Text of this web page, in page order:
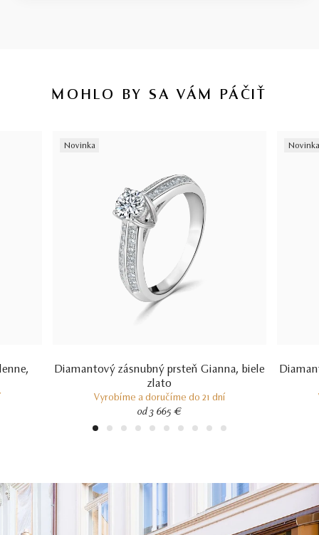
MOHLO BY SA VÁM PÁČIŤ
Novinka
Diamantový zásnubný prsteň Gianna, biele
zlato
Vyrobíme a doručíme do 21 dní
od 3 665 €
Novinka
1 2 3 4 5 6 7 8 9 10